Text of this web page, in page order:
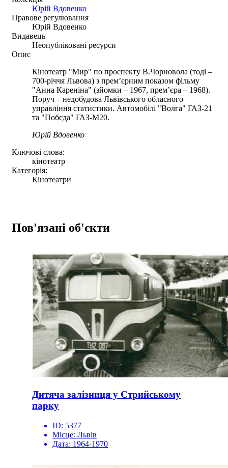
Юрій Вдовенко
Правове регулювання
Юрій Вдовенко
Видавець
Неопубліковані ресурси
Опис
Кінотеатр "Мир" по проспекту В.Чорновола (тоді –
700-річчя Львова) з прем’єрним показом фільму
"Анна Кареніна" (зйомки – 1967, прем’єра – 1968).
Поруч – недобудова Львівського обласного
управління статистики. Автомобілі "Волга" ГАЗ-21
та "Побєда" ГАЗ-М20.
Юрій Вдовенко
Ключові слова:
кінотеатр
Категорія:
Кінотеатри
Пов'язані об'єкти
Дитяча залізниця у Стрийському
парку
ID: 5377
Місце: Львів
Дата: 1964-1970